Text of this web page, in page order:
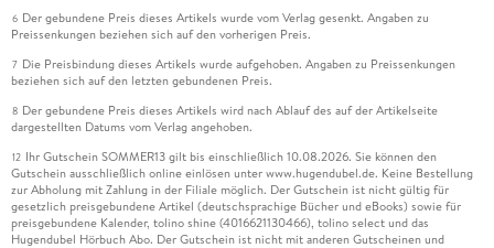
6 Der gebundene Preis dieses Artikels wurde vom Verlag gesenkt. Angaben zu
Preissenkungen beziehen sich auf den vorherigen Preis.
7 Die Preisbindung dieses Artikels wurde aufgehoben. Angaben zu Preissenkungen
beziehen sich auf den letzten gebundenen Preis.
8 Der gebundene Preis dieses Artikels wird nach Ablauf des auf der Artikelseite
dargestellten Datums vom Verlag angehoben.
12 Ihr Gutschein SOMMER13 gilt bis einschließlich 10.08.2026. Sie können den
Gutschein ausschließlich online einlösen unter www.hugendubel.de. Keine Bestellung
zur Abholung mit Zahlung in der Filiale möglich. Der Gutschein ist nicht gültig für
gesetzlich preisgebundene Artikel (deutschsprachige Bücher und eBooks) sowie für
preisgebundene Kalender, tolino shine (4016621130466), tolino select und das
Hugendubel Hörbuch Abo. Der Gutschein ist nicht mit anderen Gutscheinen und